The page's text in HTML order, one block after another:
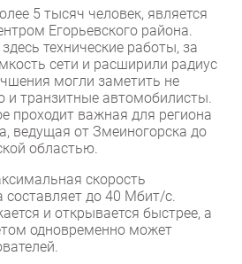
5 тысяч человек, является
Егорьевского района.
технические работы, за
сети и расширили радиус
могли заметить не
и транзитные автомобилисты.
проходит важная для региона
ведущая от Змеиногорска до
областью.
скорость
составляет до 40 Мбит/с.
и открывается быстрее, а
одновременно может